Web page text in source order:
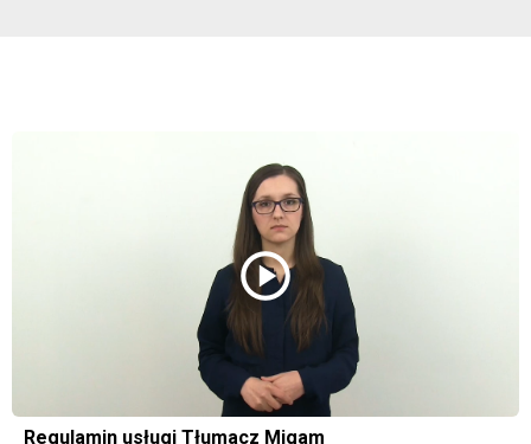
play_circle
Regulamin usługi Tłumacz Migam